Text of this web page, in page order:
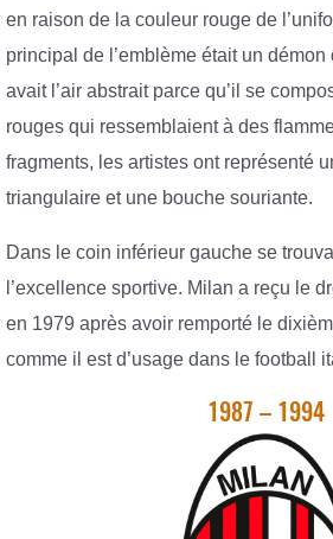
en raison de la couleur rouge de
principal de l’emblème était un démon
avait l’air abstrait parce qu’il se
rouges qui ressemblaient à des
fragments, les artistes ont représenté
triangulaire et une bouche souriante.
Dans le coin inférieur gauche se
l’excellence sportive. Milan a reçu le
en 1979 après avoir remporté le
comme il est d’usage dans le football
1987 – 1994